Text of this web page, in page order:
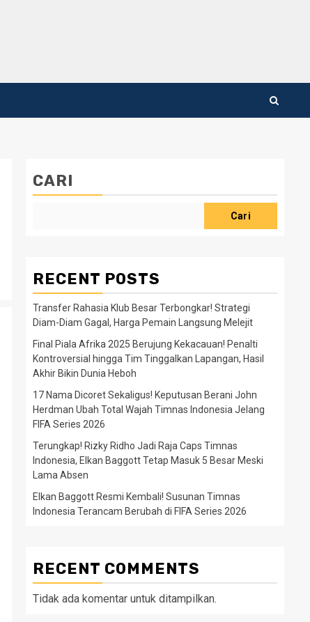
CARI
Cari
RECENT POSTS
Transfer Rahasia Klub Besar Terbongkar! Strategi
Diam-Diam Gagal, Harga Pemain Langsung Melejit
Final Piala Afrika 2025 Berujung Kekacauan! Penalti
Kontroversial hingga Tim Tinggalkan Lapangan, Hasil
Akhir Bikin Dunia Heboh
17 Nama Dicoret Sekaligus! Keputusan Berani John
Herdman Ubah Total Wajah Timnas Indonesia Jelang
FIFA Series 2026
Terungkap! Rizky Ridho Jadi Raja Caps Timnas
Indonesia, Elkan Baggott Tetap Masuk 5 Besar Meski
Lama Absen
Elkan Baggott Resmi Kembali! Susunan Timnas
Indonesia Terancam Berubah di FIFA Series 2026
RECENT COMMENTS
Tidak ada komentar untuk ditampilkan.